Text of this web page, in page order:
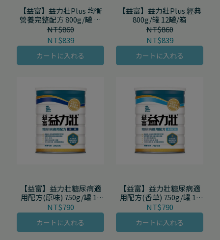
【益富】益力壯Plus 均衡
營養完整配方 800g/罐 12
罐/箱
NT$839
NT$860
カートに入れる
【益富】益力壯Plus 經典
800g/罐 12罐/箱
NT$839
NT$860
カートに入れる
【益富】益力壯糖尿病適
用配方(原味) 750g/罐 12
罐/箱
NT$790
カートに入れる
【益富】益力壯糖尿病適
用配方(香草) 750g/罐 12
罐/箱
NT$790
カートに入れる